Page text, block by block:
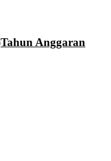
Anggaran